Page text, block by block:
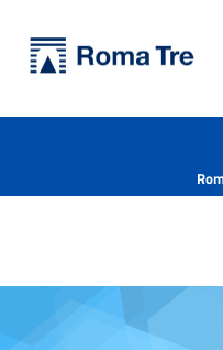
Modulistica e informazioni per i dottorandi - Università Roma Tre